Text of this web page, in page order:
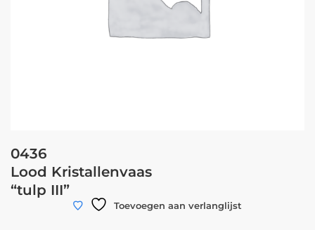
0436
Lood Kristallenvaas
“tulp III”
Toevoegen aan verlanglijst